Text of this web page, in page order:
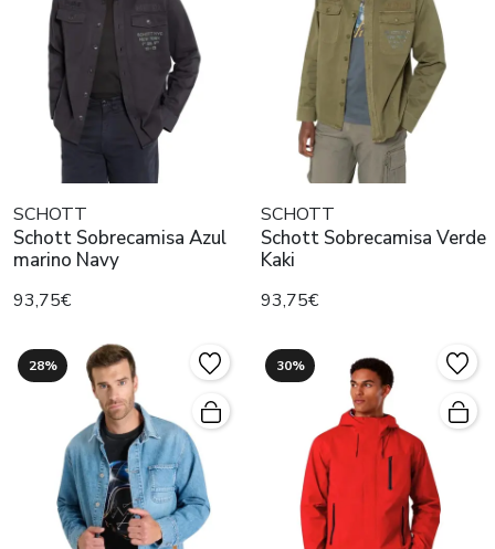
SCHOTT
Schott Sobrecamisa Azul
marino Navy
93,75€
SCHOTT
Schott Sobrecamisa Verde
Kaki
93,75€
28% 30%